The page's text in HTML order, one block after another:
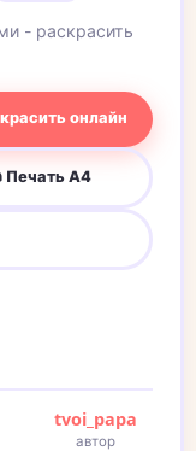
- раскрасить
онлайн
A4
tvoi_papa
автор